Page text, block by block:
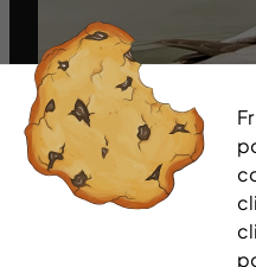
On a tous
canards
14 mars
Eveilles.com @2020 |